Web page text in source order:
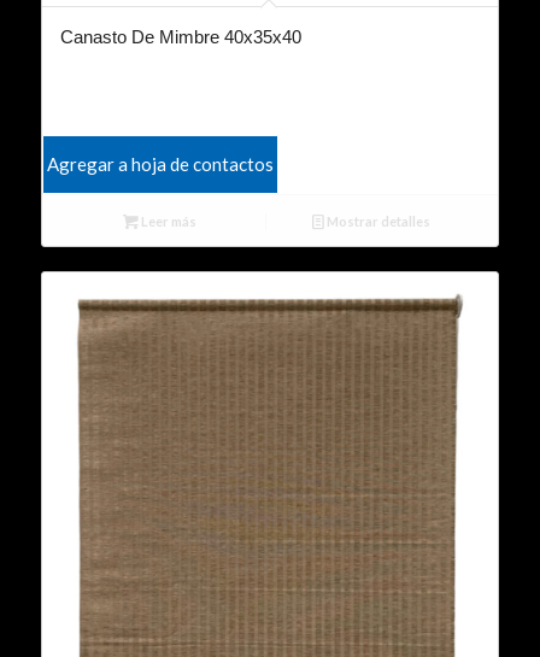
Canasto De Mimbre 40x35x40
Agregar a hoja de contactos
Leer más Mostrar detalles